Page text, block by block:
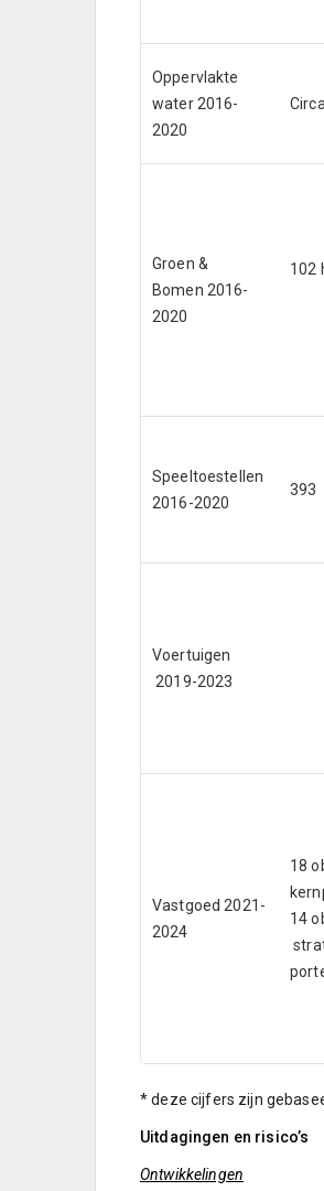
Oppervlakte
water 2016-
2020
Groen &
Bomen 2016-
2020
102
Speeltoestellen
2016-2020
393
Voertuigen
2019-2023
Vastgoed 2021-
2024
18
14
* deze cijfers zijn
Uitdagingen en risico’s
Ontwikkelingen